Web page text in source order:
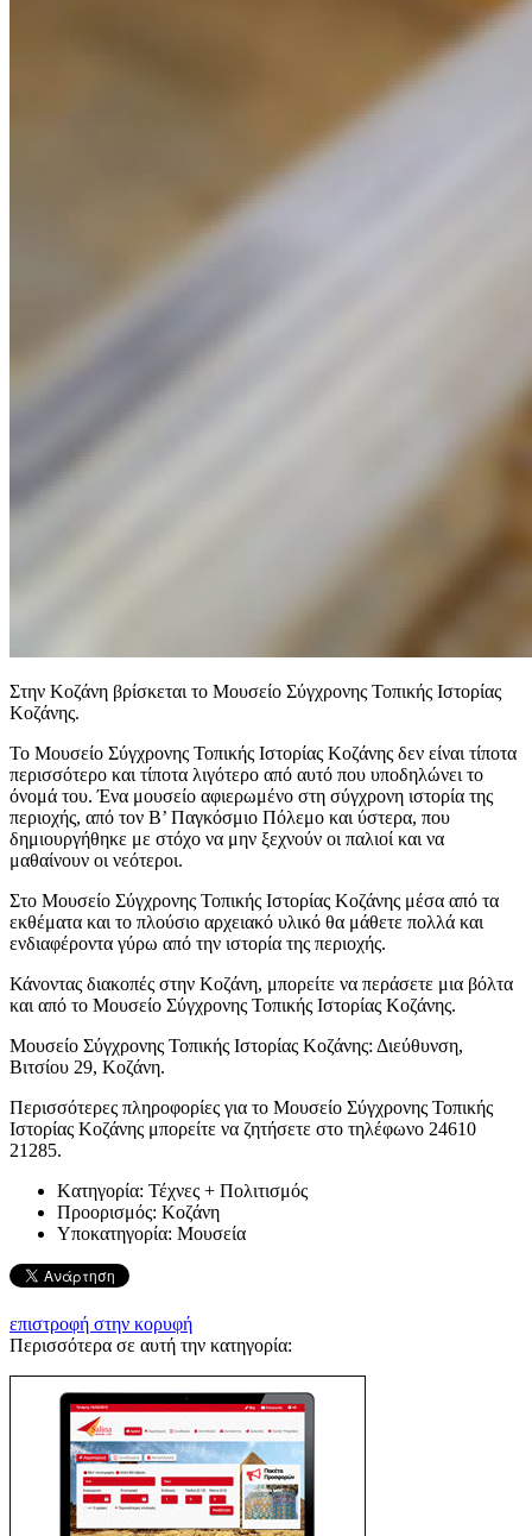
Στην Κοζάνη βρίσκεται το Μουσείο Σύγχρονης Τοπικής Ιστορίας
Κοζάνης.
Το Μουσείο Σύγχρονης Τοπικής Ιστορίας Κοζάνης δεν είναι τίποτα
περισσότερο και τίποτα λιγότερο από αυτό που υποδηλώνει το
όνομά του. Ένα μουσείο αφιερωμένο στη σύγχρονη ιστορία της
περιοχής, από τον Β’ Παγκόσμιο Πόλεμο και ύστερα, που
δημιουργήθηκε με στόχο να μην ξεχνούν οι παλιοί και να
μαθαίνουν οι νεότεροι.
Στο Μουσείο Σύγχρονης Τοπικής Ιστορίας Κοζάνης μέσα από τα
εκθέματα και το πλούσιο αρχειακό υλικό θα μάθετε πολλά και
ενδιαφέροντα γύρω από την ιστορία της περιοχής.
Κάνοντας διακοπές στην Κοζάνη, μπορείτε να περάσετε μια βόλτα
και από το Μουσείο Σύγχρονης Τοπικής Ιστορίας Κοζάνης.
Μουσείο Σύγχρονης Τοπικής Ιστορίας Κοζάνης: Διεύθυνση,
Βιτσίου 29, Κοζάνη.
Περισσότερες πληροφορίες για το Μουσείο Σύγχρονης Τοπικής
Ιστορίας Κοζάνης μπορείτε να ζητήσετε στο τηλέφωνο 24610
21285.
Kατηγορία: Τέχνες + Πολιτισμός
Προορισμός: Κοζάνη
Υποκατηγορία: Μουσεία
επιστροφή στην κορυφή
Περισσότερα σε αυτή την κατηγορία: